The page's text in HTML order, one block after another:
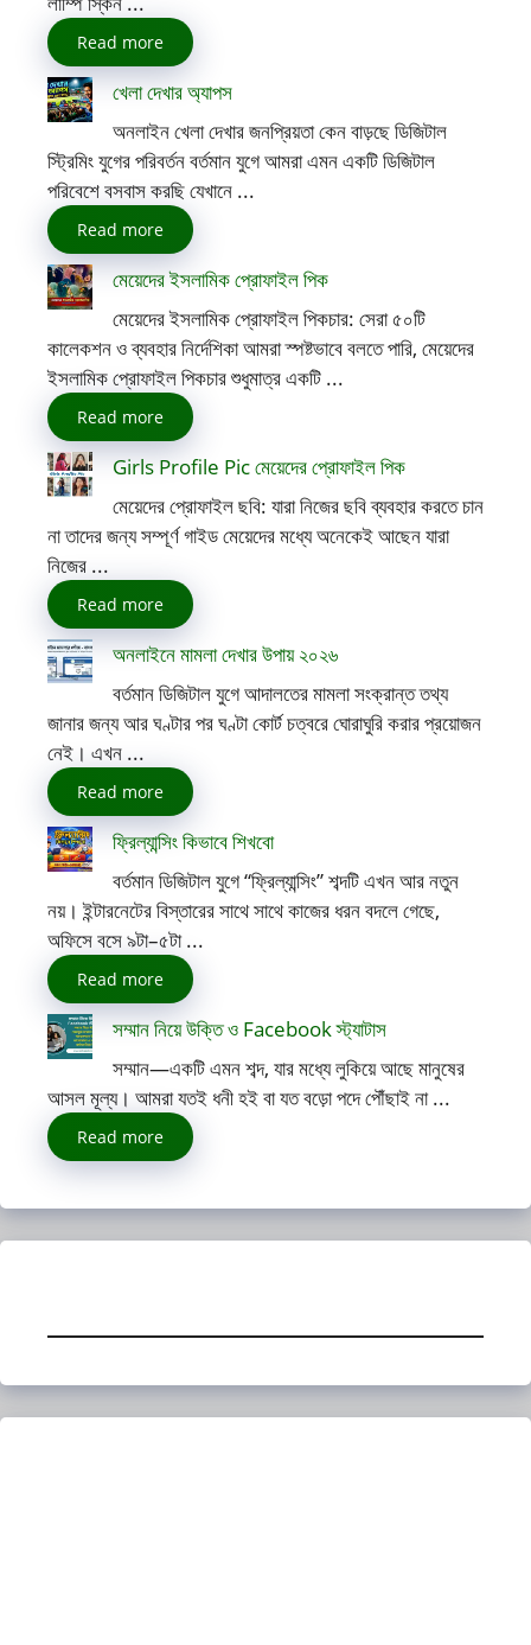
Read more
খেলা দেখার অ্যাপস
অনলাইন খেলা দেখার জনপ্রিয়তা কেন বাড়ছে ডিজিটাল
স্ট্রিমিং যুগের পরিবর্তন বর্তমান যুগে আমরা এমন একটি ডিজিটাল
পরিবেশে বসবাস করছি যেখানে ...
Read more
মেয়েদের ইসলামিক প্রোফাইল পিক
মেয়েদের ইসলামিক প্রোফাইল পিকচার: সেরা ৫০টি
কালেকশন ও ব্যবহার নির্দেশিকা আমরা স্পষ্টভাবে বলতে পারি, মেয়েদের
ইসলামিক প্রোফাইল পিকচার শুধুমাত্র একটি ...
Read more
Girls Profile Pic মেয়েদের প্রোফাইল পিক
মেয়েদের প্রোফাইল ছবি: যারা নিজের ছবি ব্যবহার করতে চান
না তাদের জন্য সম্পূর্ণ গাইড মেয়েদের মধ্যে অনেকেই আছেন যারা
নিজের ...
Read more
অনলাইনে মামলা দেখার উপায় ২০২৬
বর্তমান ডিজিটাল যুগে আদালতের মামলা সংক্রান্ত তথ্য
জানার জন্য আর ঘণ্টার পর ঘণ্টা কোর্ট চত্বরে ঘোরাঘুরি করার প্রয়োজন
নেই। এখন ...
Read more
ফ্রিল্যান্সিং কিভাবে শিখবো
বর্তমান ডিজিটাল যুগে “ফ্রিল্যান্সিং” শব্দটি এখন আর নতুন
নয়। ইন্টারনেটের বিস্তারের সাথে সাথে কাজের ধরন বদলে গেছে,
অফিসে বসে ৯টা–৫টা ...
Read more
সম্মান নিয়ে উক্তি ও Facebook স্ট্যাটাস
সম্মান—একটি এমন শব্দ, যার মধ্যে লুকিয়ে আছে মানুষের
আসল মূল্য। আমরা যতই ধনী হই বা যত বড়ো পদে পৌঁছাই না ...
Read more